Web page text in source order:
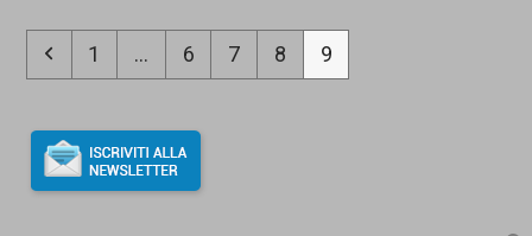
Precedente
Pagina
1 … Pagina
6 Pagina
7 Pagina
8 Pagina
9